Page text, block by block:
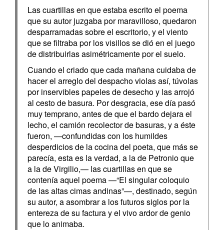
Las cuartillas en que estaba escrito el poema
que su autor juzgaba por maravilloso, quedaron
desparramadas sobre el escritorio, y el viento
que se filtraba por los visillos se dió en el juego
de distribuirlas asimétricamente por el suelo.
Cuando el criado que cada mañana cuidaba de
hacer el arreglo del despacho violas así, túvolas
por inservibles papeles de desecho y las arrojó
al cesto de basura. Por desgracia, ese día pasó
muy temprano, antes de que el bardo dejara el
lecho, el camión recolector de basuras, y a éste
fueron, —confundidas con los humildes
desperdicios de la cocina del poeta, que más se
parecía, esta es la verdad, a la de Petronio que
a la de Virgilio,— las cuartillas en que se
contenía aquel poema —“El singular coloquio
de las altas cimas andinas”—, destinado, según
su autor, a asombrar a los futuros siglos por la
entereza de su factura y el vivo ardor de genio
que lo animaba.